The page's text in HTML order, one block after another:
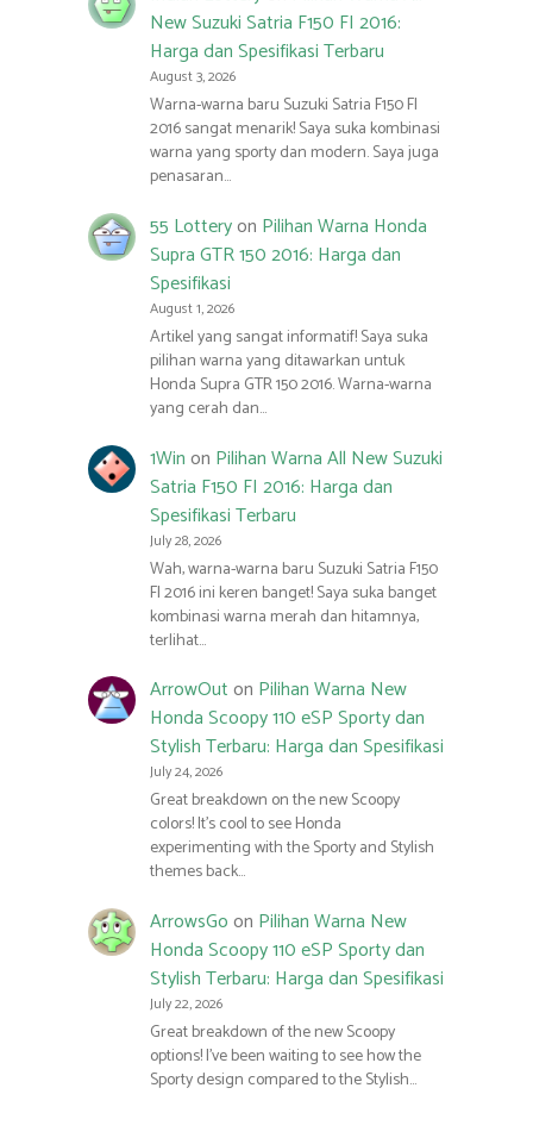
New Suzuki Satria F150 FI 2016:
Harga dan Spesifikasi Terbaru
August 3, 2026
Warna-warna baru Suzuki Satria F150 FI
2016 sangat menarik! Saya suka kombinasi
warna yang sporty dan modern. Saya juga
penasaran…
55 Lotteryon Pilihan Warna Honda
Supra GTR 150 2016: Harga dan
Spesifikasi
August 1, 2026
Artikel yang sangat informatif! Saya suka
pilihan warna yang ditawarkan untuk
Honda Supra GTR 150 2016. Warna-warna
yang cerah dan…
1Winon Pilihan Warna All New Suzuki
Satria F150 FI 2016: Harga dan
Spesifikasi Terbaru
July 28, 2026
Wah, warna-warna baru Suzuki Satria F150
FI 2016 ini keren banget! Saya suka banget
kombinasi warna merah dan hitamnya,
terlihat…
ArrowOuton Pilihan Warna New
Honda Scoopy 110 eSP Sporty dan
Stylish Terbaru: Harga dan Spesifikasi
July 24, 2026
Great breakdown on the new Scoopy
colors! It’s cool to see Honda
experimenting with the Sporty and Stylish
themes back…
ArrowsGoon Pilihan Warna New
Honda Scoopy 110 eSP Sporty dan
Stylish Terbaru: Harga dan Spesifikasi
July 22, 2026
Great breakdown of the new Scoopy
options! I’ve been waiting to see how the
Sporty design compared to the Stylish…